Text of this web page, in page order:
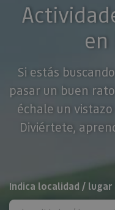
en
Si estás
pasar un buen
échale un
Diviértete,
BUSCAR
Indica localidad / lugar